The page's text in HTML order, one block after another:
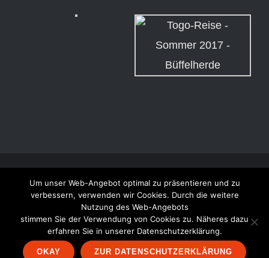
© Copyright 2011 -2026 | Togo-Contact | Alle Preise inkl. der
gesetzlichen MwSt. | Die durchgestrichenen Preise entsprechen
dem bisherigen Preis in diesem Online-Shop. | Its a
Um unser Web-Angebot optimal zu präsentieren und zu
verbessern, verwenden wir Cookies. Durch die weitere
Nutzung des Web-Angebots
stimmen Sie der Verwendung von Cookies zu. Näheres dazu
erfahren Sie in unserer Datenschutzerklärung.
OKAY ZUR DATENSCHUTZERKLÄRUNG